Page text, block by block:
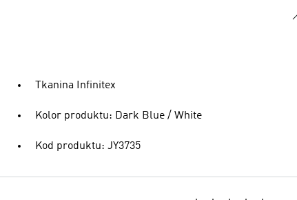
Tkanina Infinitex
Kolor produktu: Dark Blue / White
Kod produktu: JY3735